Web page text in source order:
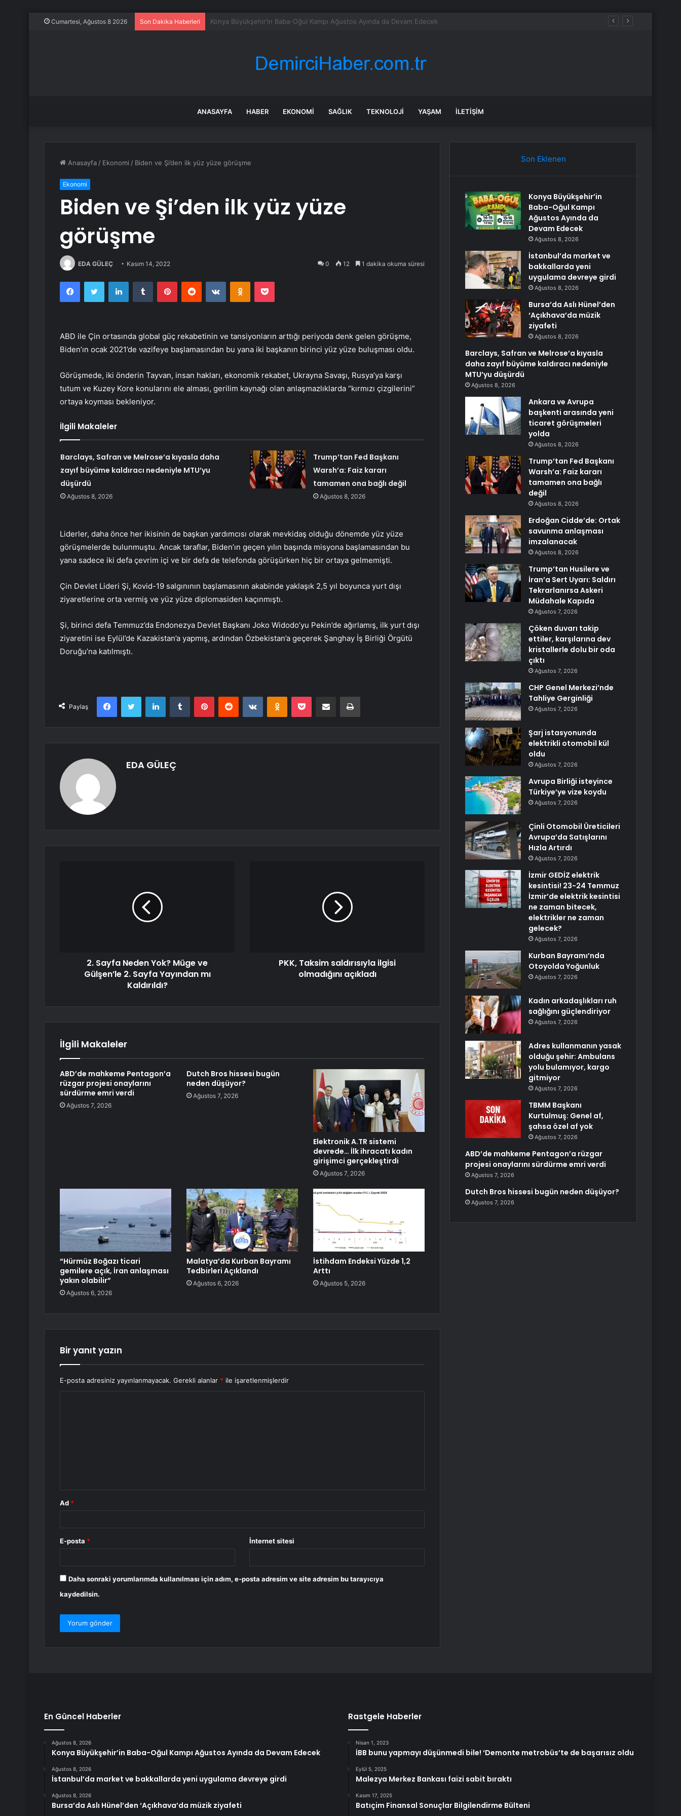
Cumartesi, Ağustos 8 2026 Son Dakika Haberleri İstanbul’da market ve bakkallarda yeni uygulama devreye girdi
ANASAYFA HABER EKONOMI SAĞLIK TEKNOLOJI YAŞAM İLETIŞIM
Anasayfa / Ekonomi / Biden ve Şi’den ilk yüz yüze görüşme
Ekonomi
Biden ve Şi’den ilk yüz yüze
görüşme
EDA GÜLEÇ Kasım 14, 2022 0 12 1 dakika okuma süresi
FacebookTwitter LinkedInTumblr PinterestReddit VKontakteOdnoklassniki
Pocket
ABD ile Çin ortasında global güç rekabetinin ve tansiyonların arttığı periyoda denk gelen görüşme,
Biden’ın ocak 2021’de vazifeye başlamasından bu yana iki başkanın birinci yüz yüze buluşması oldu.
Görüşmede, iki önderin Tayvan, insan hakları, ekonomik rekabet, Ukrayna Savaşı, Rusya’ya karşı
tutum ve Kuzey Kore konularını ele alması, gerilim kaynağı olan anlaşmazlıklarda “kırmızı çizgilerini”
ortaya koyması bekleniyor.
İlgili Makaleler
Barclays, Safran ve Melrose’a kıyasla daha
zayıf büyüme kaldıracı nedeniyle MTU’yu
düşürdü
Ağustos 8, 2026
Trump’tan Fed Başkanı
Warsh’a: Faiz kararı
tamamen ona bağlı değil
Ağustos 8, 2026
Liderler, daha önce her ikisinin de başkan yardımcısı olarak mevkidaş olduğu dönemde yüz yüze
görüşmelerde bulunmuştu. Ancak taraflar, Biden’ın geçen yılın başında misyona başlamasından bu
yana sadece iki defa çevrim içi ve bir defa de telefonda görüşürken hiç bir ortaya gelmemişti.
Çin Devlet Lideri Şi, Kovid-19 salgınının başlamasının akabinde yaklaşık 2,5 yıl boyunca yurt dışı
ziyaretlerine orta vermiş ve yüz yüze diplomasiden kaçınmıştı.
Şi, birinci defa Temmuz’da Endonezya Devlet Başkanı Joko Widodo’yu Pekin’de ağırlamış, ilk yurt dışı
ziyaretini ise Eylül’de Kazakistan’a yapmış, ardından Özbekistan’a geçerek Şanghay İş Birliği Örgütü
Doruğu’na katılmıştı.
Paylaş
FacebookTwitter LinkedInTumblr PinterestReddit VKontakteOdnoklassniki
Pocket E-Posta ile paylaş Yazdır
EDA GÜLEÇ
2. Sayfa Neden Yok? Müge ve
Gülşen’le 2. Sayfa Yayından mı
Kaldırıldı?
PKK, Taksim saldırısıyla ilgisi
olmadığını açıkladı
İlgili Makaleler
ABD’de mahkeme Pentagon’a
rüzgar projesi onaylarını
sürdürme emri verdi
Ağustos 7, 2026
Dutch Bros hissesi bugün
neden düşüyor?
Ağustos 7, 2026
Elektronik A.TR sistemi
devrede… İlk ihracatı kadın
girişimci gerçekleştirdi
Ağustos 7, 2026
“Hürmüz Boğazı ticari
gemilere açık, İran anlaşması
yakın olabilir”
Ağustos 6, 2026
Malatya’da Kurban Bayramı
Tedbirleri Açıklandı
Ağustos 6, 2026
İstihdam Endeksi Yüzde 1,2
Arttı
Ağustos 5, 2026
Bir yanıt yazın
E-posta adresiniz yayınlanmayacak. Gerekli alanlar * ile işaretlenmişlerdir
Ad *
E-posta * İnternet sitesi
Daha sonraki yorumlarımda kullanılması için adım, e-posta adresim ve site adresim bu tarayıcıya
kaydedilsin.
Son Eklenen
Konya Büyükşehir’in
Baba-Oğul Kampı
Ağustos Ayında da
Devam Edecek
Ağustos 8, 2026
İstanbul’da market ve
bakkallarda yeni
uygulama devreye girdi
Ağustos 8, 2026
Bursa’da Aslı Hünel’den
‘Açıkhava’da müzik
ziyafeti
Ağustos 8, 2026
Barclays, Safran ve Melrose’a kıyasla
daha zayıf büyüme kaldıracı nedeniyle
MTU’yu düşürdü
Ağustos 8, 2026
Ankara ve Avrupa
başkenti arasında yeni
ticaret görüşmeleri
yolda
Ağustos 8, 2026
Trump’tan Fed Başkanı
Warsh’a: Faiz kararı
tamamen ona bağlı
değil
Ağustos 8, 2026
Erdoğan Cidde’de: Ortak
savunma anlaşması
imzalanacak
Ağustos 8, 2026
Trump’tan Husilere ve
İran’a Sert Uyarı: Saldırı
Tekrarlanırsa Askeri
Müdahale Kapıda
Ağustos 7, 2026
Çöken duvarı takip
ettiler, karşılarına dev
kristallerle dolu bir oda
çıktı
Ağustos 7, 2026
CHP Genel Merkezi’nde
Tahliye Gerginliği
Ağustos 7, 2026
Şarj istasyonunda
elektrikli otomobil kül
oldu
Ağustos 7, 2026
Avrupa Birliği isteyince
Türkiye’ye vize koydu
Ağustos 7, 2026
Çinli Otomobil Üreticileri
Avrupa’da Satışlarını
Hızla Artırdı
Ağustos 7, 2026
İzmir GEDİZ elektrik
kesintisi! 23-24 Temmuz
İzmir’de elektrik kesintisi
ne zaman bitecek,
elektrikler ne zaman
gelecek?
Ağustos 7, 2026
Kurban Bayramı’nda
Otoyolda Yoğunluk
Ağustos 7, 2026
Kadın arkadaşlıkları ruh
sağlığını güçlendiriyor
Ağustos 7, 2026
Adres kullanmanın yasak
olduğu şehir: Ambulans
yolu bulamıyor, kargo
gitmiyor
Ağustos 7, 2026
TBMM Başkanı
Kurtulmuş: Genel af,
şahsa özel af yok
Ağustos 7, 2026
ABD’de mahkeme Pentagon’a rüzgar
projesi onaylarını sürdürme emri verdi
Ağustos 7, 2026
Dutch Bros hissesi bugün neden düşüyor?
Ağustos 7, 2026
En Güncel Haberler
Ağustos 8, 2026
Konya Büyükşehir’in Baba-Oğul Kampı Ağustos Ayında da Devam Edecek
Ağustos 8, 2026
İstanbul’da market ve bakkallarda yeni uygulama devreye girdi
Ağustos 8, 2026
Bursa’da Aslı Hünel’den ‘Açıkhava’da müzik ziyafeti
Rastgele Haberler
Nisan 1, 2023
İBB bunu yapmayı düşünmedi bile! ‘Demonte metrobüs’te de başarısız oldu
Eylül 5, 2025
Malezya Merkez Bankası faizi sabit bıraktı
Kasım 17, 2025
Batıçim Finansal Sonuçlar Bilgilendirme Bülteni